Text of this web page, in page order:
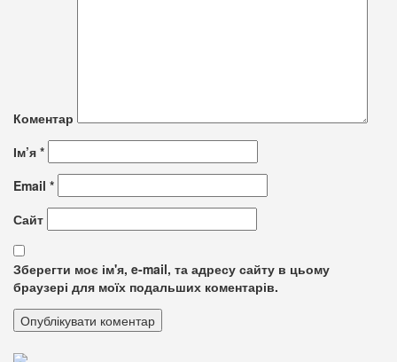
Коментар
Ім’я *
Email *
Сайт
Зберегти моє ім'я, e-mail, та адресу сайту в цьому
браузері для моїх подальших коментарів.